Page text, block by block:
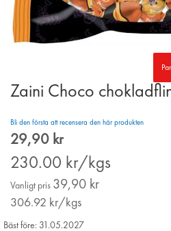
Skip
of
the
images
gallery
Zaini Choco
Bli den första att recensera den här produkten
Special
29,90 kr
230.00 kr/kgs
Vanligt pris 39,90 kr
306.92 kr/kgs
Bäst före: 31.05.2027